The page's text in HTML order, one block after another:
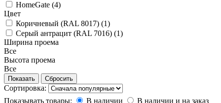
HomeGate (4)
Цвет
Коричневый (RAL 8017) (1)
Серый антрацит (RAL 7016) (1)
Ширина проема
Все
Высота проема
Все
Сортировка:
Показывать товары:
В наличии В наличии и на заказ